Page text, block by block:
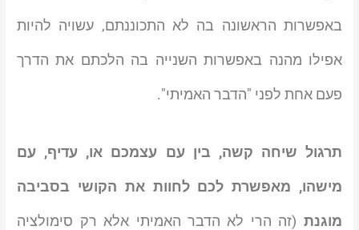
באפשרות הראשונה בה לא התכוננתם, עשויה להיות
אפילו מהנה באפשרות השנייה בה הלכתם את הדרך
פעם אחת לפני "הדבר האמיתי".
תרגול שיחה קשה, בין עם עצמכם או, עדיף, עם
מישהו, מאפשרת לכם לחוות את הקושי בסביבה
מוגנת (זה הרי לא הדבר האמיתי אלא רק סימולציה